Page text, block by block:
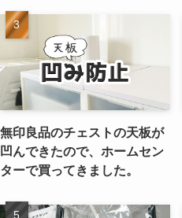
無印良品のチェストの天板が
凹んできたので、ホームセン
ターで買ってきました。